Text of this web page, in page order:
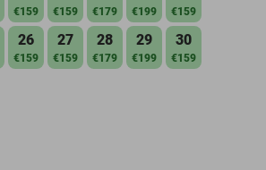
€159 €159 €179 €199 €159
26
€159
27
€159
28
€179
29
€199
30
€159